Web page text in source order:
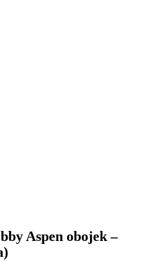
Aspen obojek –